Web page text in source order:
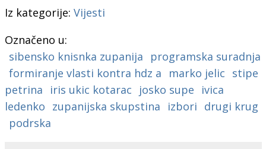
Iz kategorije: Vijesti
Označeno u:
sibensko knisnka zupanija
programska suradnja
formiranje vlasti kontra hdz a
marko jelic stipe
petrina
iris ukic kotarac josko supe
ivica
ledenko zupanijska skupstina izbori drugi krug
podrska